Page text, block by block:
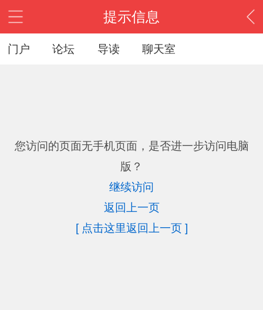
提示信息
门户 论坛 导读 聊天室
您访问的页面无手机页面，是否进一步访问电脑
版？
继续访问
返回上一页
[ 点击这里返回上一页 ]